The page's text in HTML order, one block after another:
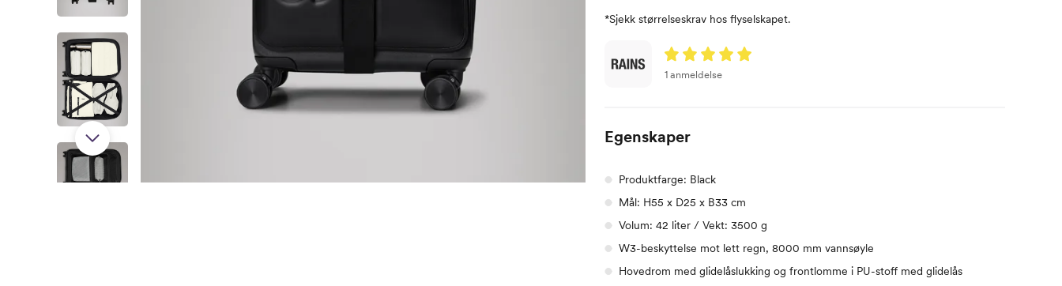
*Sjekk størrelseskrav hos flyselskapet.
1 anmeldelse
Egenskaper
Produktfarge: Black
Mål: H55 x D25 x B33 cm
Volum: 42 liter / Vekt: 3500 g
W3-beskyttelse mot lett regn, 8000 mm vannsøyle
Hovedrom med glidelåslukking og frontlomme i PU-stoff med glidelås